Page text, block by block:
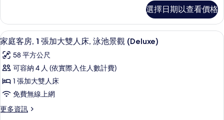
片
大
雙
人
床,
花
園
景
觀
客
房,
1
張
加
大
人
床,
園
選擇日期以查看價格
顯
示
家
庭
客
房,
1
客房內保險箱、書桌、遮光布/窗簾、
3
家庭客房, 1 張加大雙人床, 泳池景觀 (Deluxe)
58 平方公尺
可容納 4 人 (依實際入住人數計費)
1 張加大雙人床
免費無線上網
更多資訊
更